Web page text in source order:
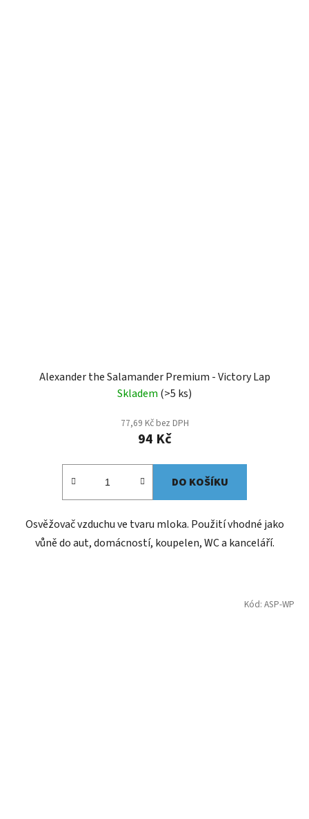
Alexander the Salamander Premium - Victory Lap
Skladem (>5 ks)
77,69 Kč bez DPH
94 Kč
DO KOŠÍKU
Osvěžovač vzduchu ve tvaru mloka. Použití vhodné jako
vůně do aut, domácností, koupelen, WC a kanceláří.
Kód: ASP-WP